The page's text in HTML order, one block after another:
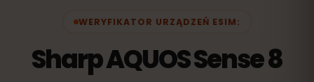
WERYFIKATOR URZĄDZEŃ ESIM:
Sharp AQUOS Sense 8